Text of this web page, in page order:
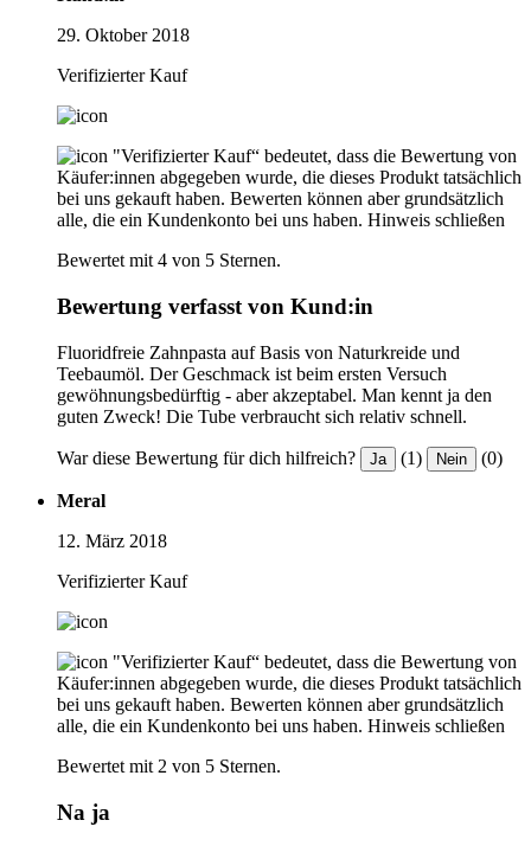
29. Oktober 2018
Verifizierter Kauf
"Verifizierter Kauf“ bedeutet, dass die Bewertung von
Käufer:innen abgegeben wurde, die dieses Produkt tatsächlich
bei uns gekauft haben. Bewerten können aber grundsätzlich
alle, die ein Kundenkonto bei uns haben. Hinweis schließen
Bewertet mit 4 von 5 Sternen.
Bewertung verfasst von Kund:in
Fluoridfreie Zahnpasta auf Basis von Naturkreide und
Teebaumöl. Der Geschmack ist beim ersten Versuch
gewöhnungsbedürftig - aber akzeptabel. Man kennt ja den
guten Zweck! Die Tube verbraucht sich relativ schnell.
War diese Bewertung für dich hilfreich? Ja (1) Nein (0)
Meral
12. März 2018
Verifizierter Kauf
"Verifizierter Kauf“ bedeutet, dass die Bewertung von
Käufer:innen abgegeben wurde, die dieses Produkt tatsächlich
bei uns gekauft haben. Bewerten können aber grundsätzlich
alle, die ein Kundenkonto bei uns haben. Hinweis schließen
Bewertet mit 2 von 5 Sternen.
Na ja